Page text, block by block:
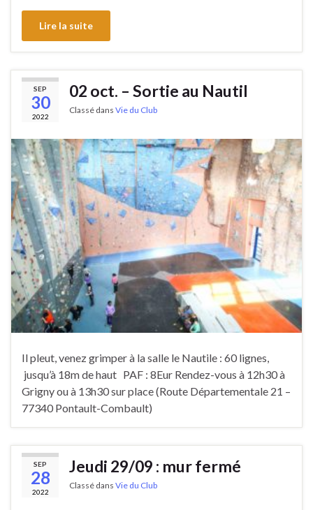
Lire la suite
SEP
30
2022
02 oct. – Sortie au Nautil
Classé dans Vie du Club
Il pleut, venez grimper à la salle le Nautile : 60 lignes,
jusqu’à 18m de haut PAF : 8Eur Rendez-vous à 12h30 à
Grigny ou à 13h30 sur place (Route Départementale 21 –
77340 Pontault-Combault)
SEP
28
2022
Jeudi 29/09 : mur fermé
Classé dans Vie du Club